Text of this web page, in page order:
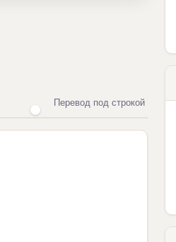
Перевод под строкой